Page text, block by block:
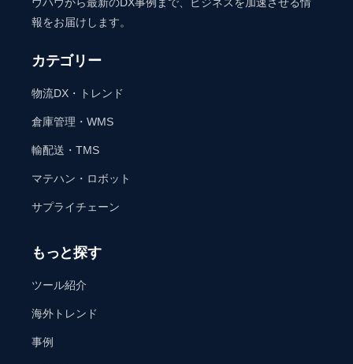
報をお届けします。
カテゴリー
物流DX・トレンド
倉庫管理・WMS
輸配送・TMS
マテハン・ロボット
サプライチェーン
もっと探す
ツール紹介
海外トレンド
事例